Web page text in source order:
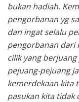
bukan hadiah.
pengorbanan yg
dan ingat selalu
pengorbanan dari
cilik yang
pejuang-pejuang
kemerdekaan kita
pasukan kita tidak